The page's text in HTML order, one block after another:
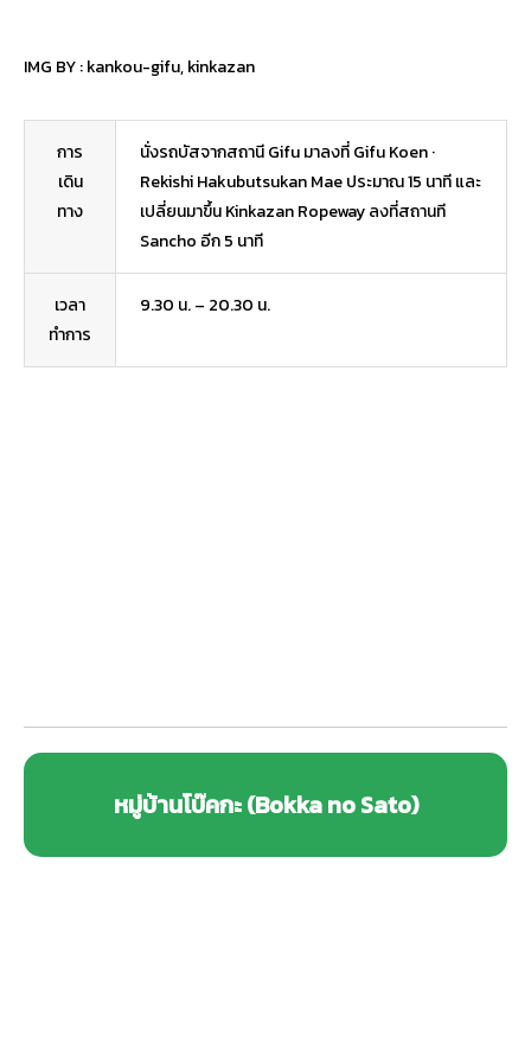
IMG BY :kankou-gifu,kinkazan
การ
เดิน
ทาง
นั่งรถบัสจากสถานี Gifu มาลงที่ Gifu Koen ·
Rekishi Hakubutsukan Mae ประมาณ 15 นาที และ
เปลี่ยนมาขึ้น Kinkazan Ropeway ลงที่สถานที
Sancho อีก 5 นาที
เวลา
ทำการ
9.30 น. – 20.30 น.
หมู่บ้านโบ๊คกะ (Bokka no Sato)